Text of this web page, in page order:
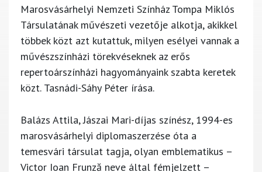
Marosvásárhelyi Nemzeti Színház Tompa Miklós
Társulatának művészeti vezetője alkotja, akikkel
többek közt azt kutattuk, milyen esélyei vannak a
művészszínházi törekvéseknek az erős
repertoárszínházi hagyományaink szabta keretek
közt. Tasnádi-Sáhy Péter írása.
Balázs Attila, Jászai Mari-díjas színész, 1994-es
marosvásárhelyi diplomaszerzése óta a
temesvári társulat tagja, olyan emblematikus –
Victor Ioan Frunză neve által fémjelzett –